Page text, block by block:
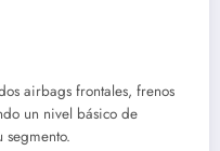
airbags frontales, frenos
un nivel básico de